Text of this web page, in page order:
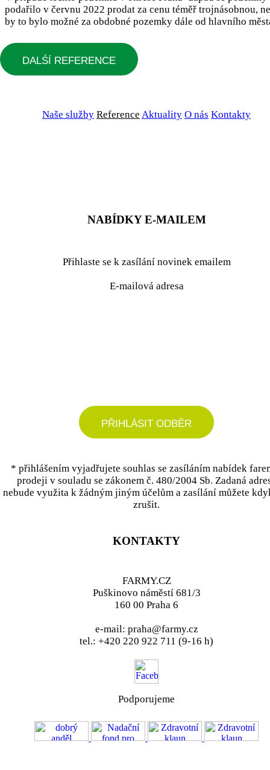
podařilo v červnu 2022 prodat za cenu téměř trojnásobnou,
by to bylo možné za obdobné pozemky dále od hlavního
DALŚÍ REFERENCE
Naše služby Reference Aktuality O nás Kontakty
NABÍDKY E-MAILEM
Přihlaste se k zasílání novinek emailem
E-mailová adresa
PŘIHLÁSIT ODBĚR
* přihlášením vyjadřujete souhlas se zasíláním nabídek
prodeji v souladu se zákonem č. 480/2004 Sb. Zadaná
nebude využita k žádným jiným účelům a zasílání můžete
zrušit.
KONTAKTY
FARMY.CZ
Puškinovo náměstí 681/3
160 00 Praha 6
e-mail: praha@farmy.cz
tel.: +420 220 922 711 (9-16 h)
Podporujeme